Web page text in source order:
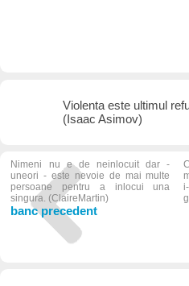
Violenta este ultimul
(Isaac Asimov)
Nimeni nu e de neinlocuit dar -
uneori - este nevoie de mai multe
persoane pentru a inlocui una
singura. (ClaireMartin)
banc precedent